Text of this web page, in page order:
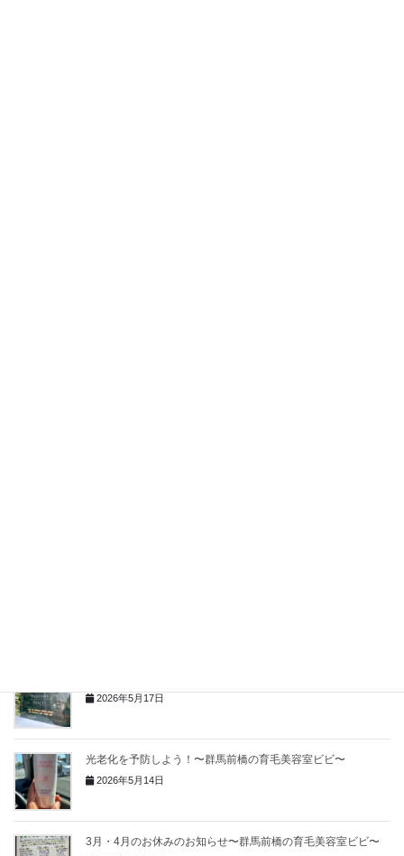
2026年5月17日
光老化を予防しよう！〜群馬前橋の育毛美容室ビビ〜
2026年5月14日
3月・4月のお休みのお知らせ〜群馬前橋の育毛美容室ビビ〜